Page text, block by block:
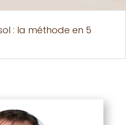
: la méthode en 5